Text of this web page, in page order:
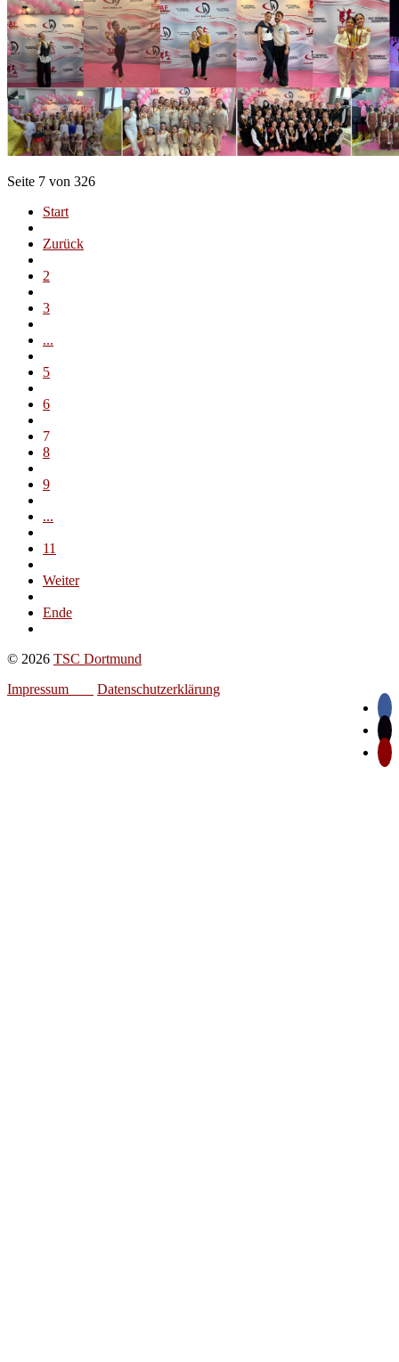
Seite 7 von 326
Start
Zurück
2
3
...
5
6
7
8
9
...
11
Weiter
Ende
© 2026 TSC Dortmund
Impressum
Datenschutzerklärung